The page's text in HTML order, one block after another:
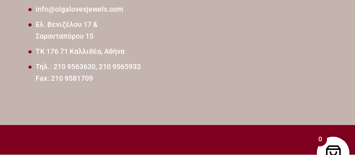
info@olgalovesjewels.com
Ελ. Βενιζέλου 17 &
Σαρανταπόρου 15
ΤΚ 176 71 Καλλιθέα, Αθήνα
Τηλ.: 210 9563630, 210 9565933
Fax: 210 9581709
0